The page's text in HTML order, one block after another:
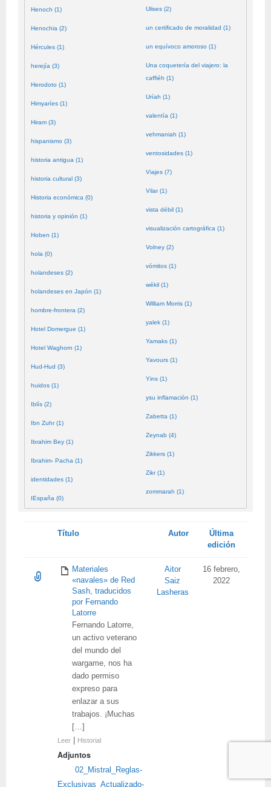
Henoch (1)
Henochia (2)
Hércules (1)
herejía (3)
Herodoto (1)
Himyaríes (1)
Hiram (3)
hispanismo (3)
historia antigua (1)
historia cultural (3)
Historia económica (0)
historia y opinión (1)
Hoben (1)
hola (0)
holandeses (2)
holandeses en Japón (1)
hombre-frontera (2)
Hotel Domergue (1)
Hotel Waghorn (1)
Hud-Hud (3)
huidos (1)
Iblís (2)
Ibn Zuhr (1)
Ibrahim Bey (1)
Ibrahim- Pacha (1)
identidades (1)
IEspaña (0)
Ulises (2)
un certificado de moralidad (1)
un equívoco amoroso (1)
Una coquetería del viajero: la
caffiéh (1)
Uríah (1)
valentía (1)
vehmaniah (1)
ventosidades (1)
Viajes (7)
Vilar (1)
vista débil (1)
visualización cartográfica (1)
Volney (2)
vómitos (1)
wékil (1)
William Morris (1)
yalek (1)
Yamaks (1)
Yavours (1)
Yins (1)
ysu inflamación (1)
Zabetta (1)
Zeynab (4)
Zikkers (1)
Zikr (1)
zommarah (1)
Título Autor
Última
edición
Materiales
«navales» de Red
Sash, traducidos
por Fernando
Latorre
Fernando Latorre,
un activo veterano
del mundo del
wargame, nos ha
dado permiso
expreso para
enlazar a sus
trabajos. ¡Muchas
[…]
Leer Historial
Adjuntos
02_Mistral_Reglas-
Exclusivas_Actualizado-
Aitor
Saiz
Lasheras
16 febrero,
2022